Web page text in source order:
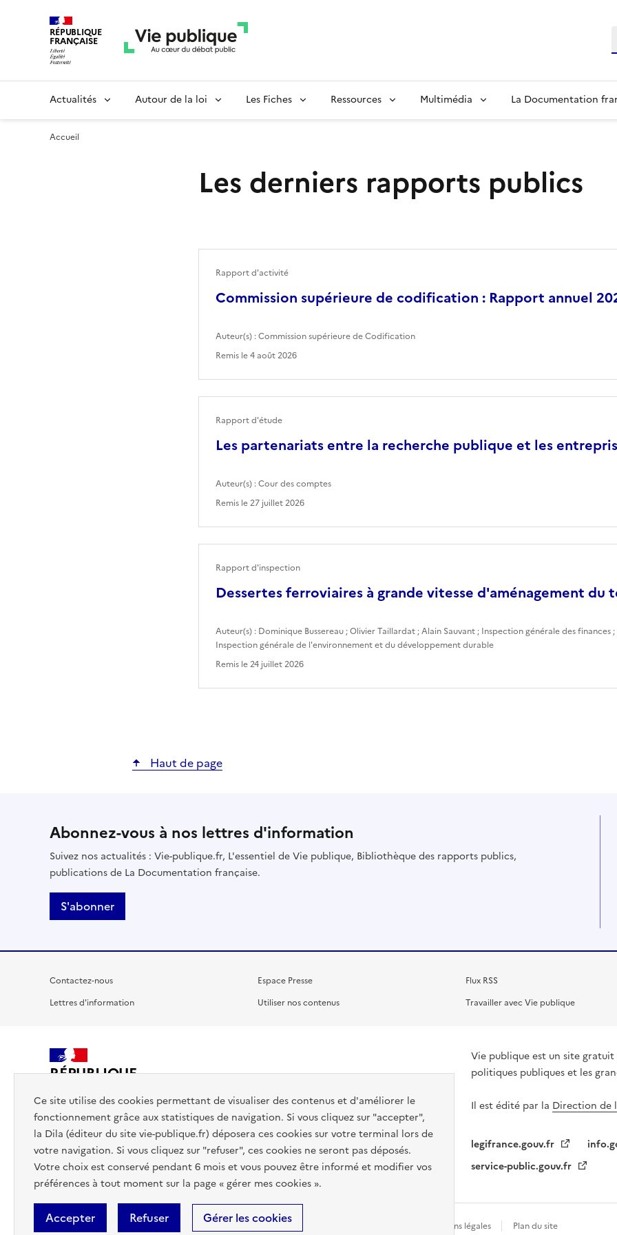
Ce site utilise des cookies permettant de visualiser des contenus et d'améliorer le
fonctionnement grâce aux statistiques de navigation. Si vous cliquez sur "accepter",
la Dila (éditeur du site vie-publique.fr) déposera ces cookies sur votre terminal lors de
votre navigation. Si vous cliquez sur "refuser", ces cookies ne seront pas déposés.
Votre choix est conservé pendant 6 mois et vous pouvez être informé et modifier vos
préférences à tout moment sur la page « gérer mes cookies ».
Accepter Refuser Gérer les cookies
RÉPUBLIQUE
FRANÇAISE
Actualités Autour de la loi Les Fiches Ressources Multimédia La Documentation
Accueil
Les derniers rapports publics
Commission supérieure de codification : Rapport annuel
Rapport d'activité
Auteur(s) :Commission supérieure de Codification
Remis le4 août 2026
Les partenariats entre la recherche publique et les
Rapport d'étude
Auteur(s) :Cour des comptes
Remis le27 juillet 2026
Dessertes ferroviaires à grande vitesse d'aménagement du
Rapport d'inspection
Auteur(s) : Dominique Bussereau ;Olivier Taillardat ;Alain Sauvant ; Inspection générale des finances ;
Inspection générale de l'environnement et du développement durable
Remis le24 juillet 2026
Haut de page
Abonnez-vous à nos lettres d'information
Suivez nos actualités : Vie-publique.fr, L'essentiel de Vie publique, Bibliothèque des rapports publics,
publications de La Documentation française.
S'abonner
Contactez-nous
Lettres d'information
Espace Presse
Utiliser nos contenus
Flux RSS
Travailler avec Vie publique
RÉPUBLIQUE
Vie publique est un site
politiques publiques et les
Il est édité par la Direction de
legifrance.gouv.fr
service-public.gouv.fr
Accessibilité : totalement conforme Données personnelles Mentions légales Plan du site